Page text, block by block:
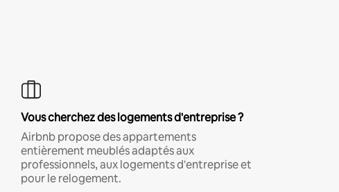
Vous cherchez des logements d'entreprise ?
Airbnb propose des appartements
entièrement meublés adaptés aux
professionnels, aux logements d'entreprise et
pour le relogement.